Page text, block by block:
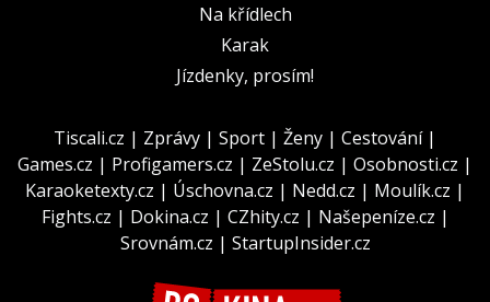
Na křídlech
Karak
Jízdenky, prosím!
Tiscali.cz | Zprávy | Sport | Ženy | Cestování|
Games.cz | Profigamers.cz | ZeStolu.cz | Osobnosti.cz |
Karaoketexty.cz | Úschovna.cz | Nedd.cz | Moulík.cz |
Fights.cz | Dokina.cz | CZhity.cz | Našepeníze.cz |
Srovnám.cz | StartupInsider.cz